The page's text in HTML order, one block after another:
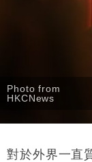
Photo from
HKCNews
對於外界一直